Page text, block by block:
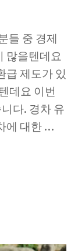
들 중 경제
많을텐데요
급 제도가 있
데요 이번
다. 경차 유
에 대한 …